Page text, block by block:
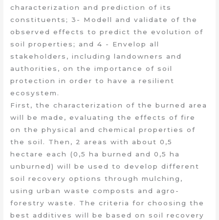
characterization and prediction of its
constituents; 3- Modell and validate of the
observed effects to predict the evolution of
soil properties; and 4 - Envelop all
stakeholders, including landowners and
authorities, on the importance of soil
protection in order to have a resilient
ecosystem.
First, the characterization of the burned area
will be made, evaluating the effects of fire
on the physical and chemical properties of
the soil. Then, 2 areas with about 0,5
hectare each (0,5 ha burned and 0,5 ha
unburned) will be used to develop different
soil recovery options through mulching,
using urban waste composts and agro-
forestry waste. The criteria for choosing the
best additives will be based on soil recovery